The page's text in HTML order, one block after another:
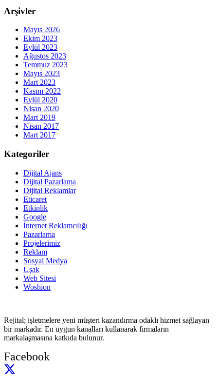
Arşivler
Mayıs 2026
Ekim 2023
Eylül 2023
Ağustos 2023
Temmuz 2023
Mayıs 2023
Mart 2023
Kasım 2022
Eylül 2020
Nisan 2020
Mart 2019
Nisan 2017
Mart 2017
Kategoriler
Dijital Ajans
Dijital Pazarlama
Dijital Reklamlar
Eticaret
Etkinlik
Google
İnternet Reklamcılığı
Pazarlama
Projelerimiz
Reklam
Sosyal Medya
Uşak
Web Sitesi
Woshion
Rejital; işletmelere yeni müşteri kazandırma odaklı hizmet sağlayan
bir markadır. En uygun kanalları kullanarak firmaların
markalaşmasına katkıda bulunur.
Facebook